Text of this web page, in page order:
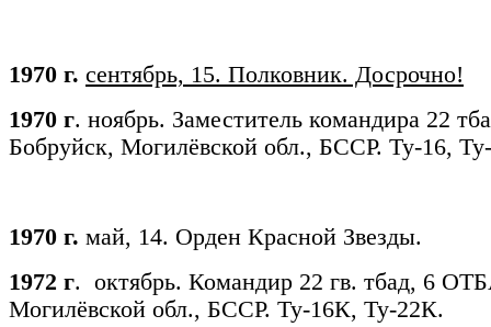
1970 г. сентябрь, 15. Полковник. Досрочно!
1970 г. ноябрь. Заместитель командира 22
Бобруйск, Могилёвской обл., БССР. Ту-16,
1970 г. май, 14. Орден Красной Звезды.
1972 г. октябрь. Командир 22 гв. тбад, 6
Могилёвской обл., БССР. Ту-16К, Ту-22К.